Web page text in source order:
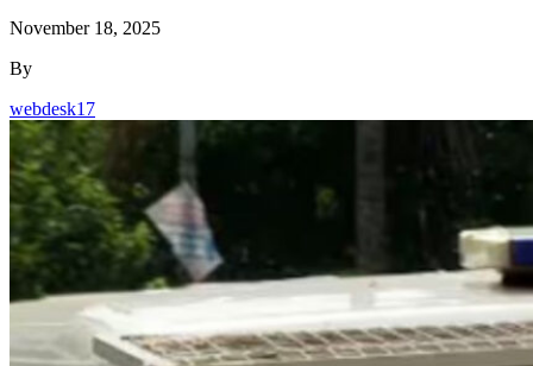
November 18, 2025
By
webdesk17